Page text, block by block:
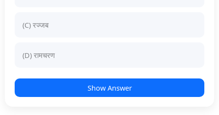
(C) रज्जब
(D) रामचरण
Show Answer